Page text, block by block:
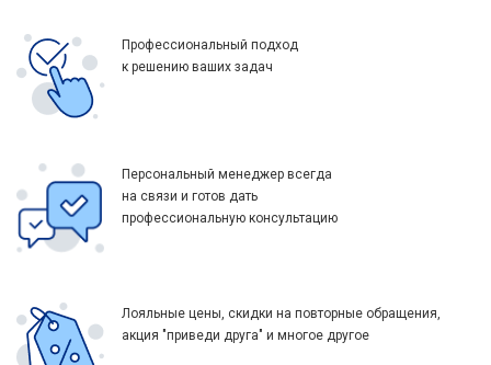
Профессиональный подход
к решению ваших задач
Персональный менеджер всегда
на связи и готов дать
профессиональную консультацию
Лояльные цены, скидки на повторные обращения,
акция "приведи друга" и многое другое